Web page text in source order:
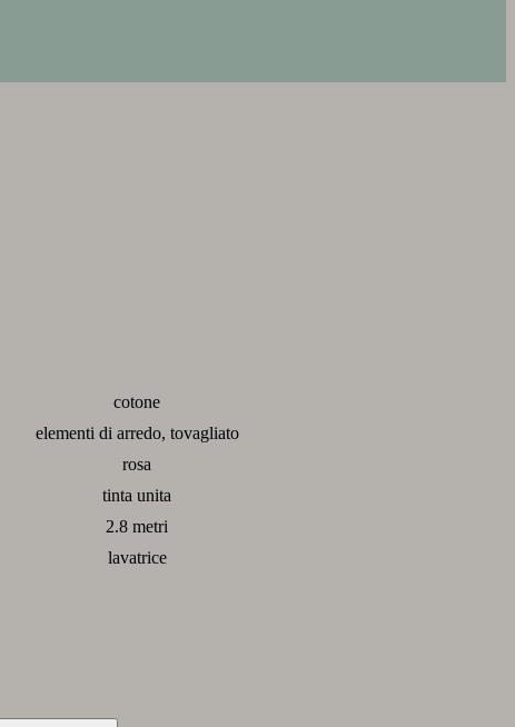
cotone
elementi di arredo, tovagliato
rosa
tinta unita
2.8 metri
lavatrice